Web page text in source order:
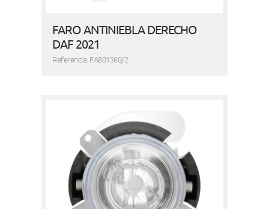
FARO ANTINIEBLA DERECHO
DAF 2021
Referencia: FA801360/2